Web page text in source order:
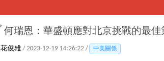
何瑞恩：華盛頓應對北京挑戰的最
花俊雄 / 2023-12-19 14:26:22 / 中美關係